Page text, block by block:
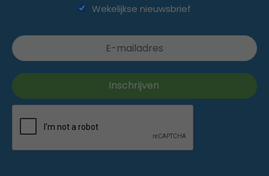
Wekelijkse nieuwsbrief